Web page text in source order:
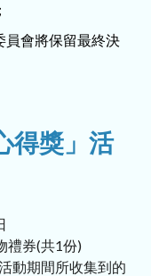
員會將保留最終決
得獎」活
禮券(共1份)
動期間所收集到的